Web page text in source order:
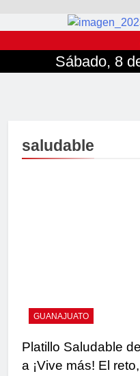
Sábado, 8
saludable
GUANAJUATO
Platillo Saludable
a ¡Vive más! El